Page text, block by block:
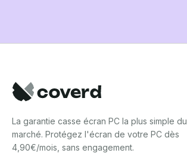
La garantie casse écran PC la plus simple du
marché. Protégez l'écran de votre PC dès
4,90€/mois, sans engagement.